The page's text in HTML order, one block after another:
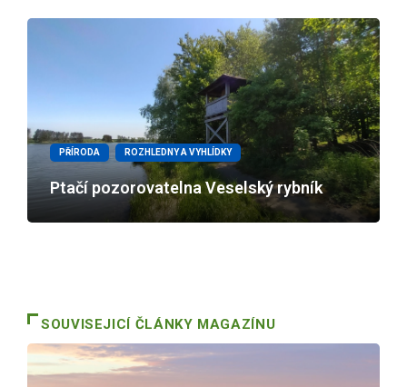
PŘÍRODA ROZHLEDNY A VYHLÍDKY
Ptačí pozorovatelna Veselský rybník
SOUVISEJICÍ ČLÁNKY MAGAZÍNU